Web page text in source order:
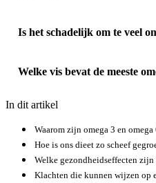
Is het schadelijk om te veel
Welke vis bevat de meeste
In dit artikel
Waarom zijn omega 3 en
Hoe is ons dieet zo scheef
Welke gezondheidseffecten
Klachten die kunnen wijzen op